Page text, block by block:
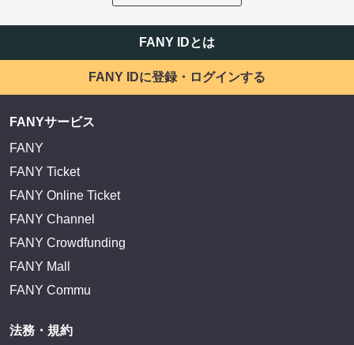
FANY IDとは
FANY IDに登録・ログインする
FANYサービス
FANY
FANY Ticket
FANY Online Ticket
FANY Channel
FANY Crowdfunding
FANY Mall
FANY Commu
法務・規約